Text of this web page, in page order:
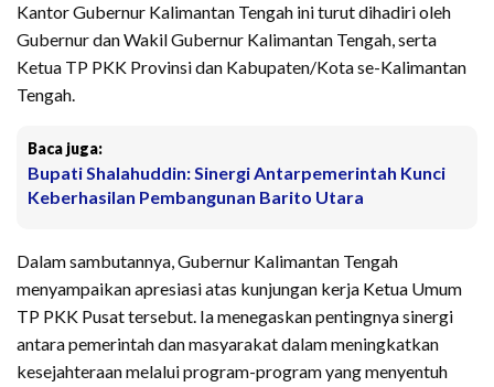
Kantor Gubernur Kalimantan Tengah ini turut dihadiri oleh
Gubernur dan Wakil Gubernur Kalimantan Tengah, serta
Ketua TP PKK Provinsi dan Kabupaten/Kota se-Kalimantan
Tengah.
Baca juga:
Bupati Shalahuddin: Sinergi Antarpemerintah Kunci
Keberhasilan Pembangunan Barito Utara
Dalam sambutannya, Gubernur Kalimantan Tengah
menyampaikan apresiasi atas kunjungan kerja Ketua Umum
TP PKK Pusat tersebut. Ia menegaskan pentingnya sinergi
antara pemerintah dan masyarakat dalam meningkatkan
kesejahteraan melalui program-program yang menyentuh